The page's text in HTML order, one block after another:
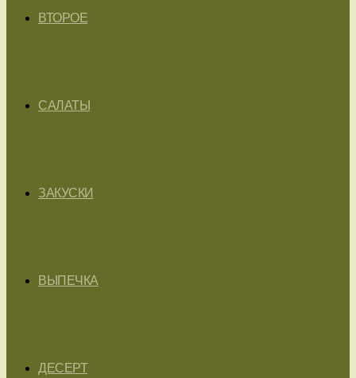
ВТОРОЕ
САЛАТЫ
ЗАКУСКИ
ВЫПЕЧКА
ДЕСЕРТ